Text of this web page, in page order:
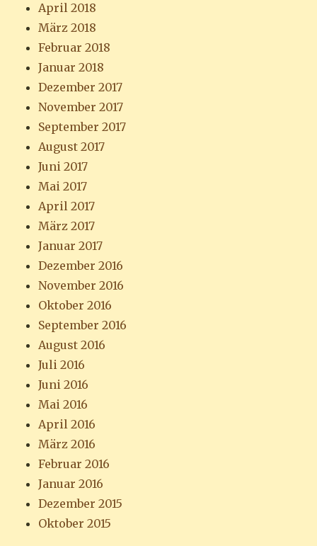
April 2018
März 2018
Februar 2018
Januar 2018
Dezember 2017
November 2017
September 2017
August 2017
Juni 2017
Mai 2017
April 2017
März 2017
Januar 2017
Dezember 2016
November 2016
Oktober 2016
September 2016
August 2016
Juli 2016
Juni 2016
Mai 2016
April 2016
März 2016
Februar 2016
Januar 2016
Dezember 2015
Oktober 2015